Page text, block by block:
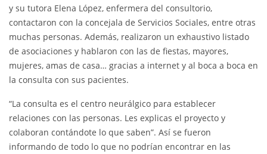
y su tutora Elena López, enfermera del consultorio,
contactaron con la concejala de Servicios Sociales, entre otras
muchas personas. Además, realizaron un exhaustivo listado
de asociaciones y hablaron con las de fiestas, mayores,
mujeres, amas de casa… gracias a internet y al boca a boca en
la consulta con sus pacientes.
“La consulta es el centro neurálgico para establecer
relaciones con las personas. Les explicas el proyecto y
colaboran contándote lo que saben”. Así se fueron
informando de todo lo que no podrían encontrar en las